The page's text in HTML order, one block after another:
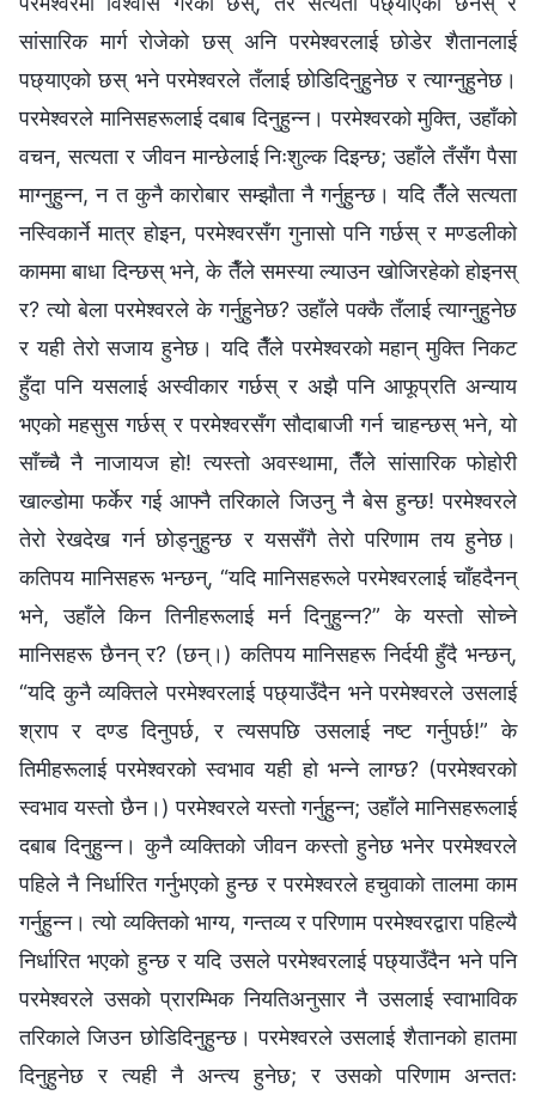
सांसारिक मार्ग रोजेको छस् अनि परमेश्‍वरलाई छोडेर शैतानलाई
पछ्याएको छस् भने परमेश्‍वरले तँलाई छोडिदिनुहुनेछ र त्याग्नुहुनेछ।
परमेश्‍वरले मानिसहरूलाई दबाब दिनुहुन्‍न। परमेश्‍वरको मुक्ति, उहाँको
वचन, सत्यता र जीवन मान्छेलाई निःशुल्क दिइन्छ; उहाँले तँसँग पैसा
माग्नुहुन्‍न, न त कुनै कारोबार सम्झौता नै गर्नुहुन्छ। यदि तैँले सत्यता
नस्विकार्ने मात्र होइन, परमेश्‍वरसँग गुनासो पनि गर्छस् र मण्डलीको
काममा बाधा दिन्छस् भने, के तैँले समस्या ल्याउन खोजिरहेको होइनस्
र? त्यो बेला परमेश्‍वरले के गर्नुहुनेछ? उहाँले पक्कै तँलाई त्याग्नुहुनेछ
र यही तेरो सजाय हुनेछ। यदि तैँले परमेश्‍वरको महान्‌ मुक्ति निकट
हुँदा पनि यसलाई अस्वीकार गर्छस् र अझै पनि आफूप्रति अन्याय
भएको महसुस गर्छस् र परमेश्‍वरसँग सौदाबाजी गर्न चाहन्छस् भने, यो
साँच्चै नै नाजायज हो! त्यस्तो अवस्थामा, तैँले सांसारिक फोहोरी
खाल्डोमा फर्केर गई आफ्नै तरिकाले जिउनु नै बेस हुन्छ! परमेश्‍वरले
तेरो रेखदेख गर्न छोड्नुहुन्छ र यससँगै तेरो परिणाम तय हुनेछ।
कतिपय मानिसहरू भन्छन्, “यदि मानिसहरूले परमेश्‍वरलाई चाँहदैनन्
भने, उहाँले किन तिनीहरूलाई मर्न दिनुहुन्‍न?” के यस्तो सोच्ने
मानिसहरू छैनन् र? (छन्।) कतिपय मानिसहरू निर्दयी हुँदै भन्छन्,
“यदि कुनै व्यक्तिले परमेश्‍वरलाई पछ्याउँदैन भने परमेश्‍वरले उसलाई
श्राप र दण्ड दिनुपर्छ, र त्यसपछि उसलाई नष्ट गर्नुपर्छ!” के
तिमीहरूलाई परमेश्‍वरको स्वभाव यही हो भन्‍ने लाग्छ? (परमेश्‍वरको
स्वभाव यस्तो छैन।) परमेश्‍वरले यस्तो गर्नुहुन्‍न; उहाँले मानिसहरूलाई
दबाब दिनुहुन्‍न। कुनै व्यक्तिको जीवन कस्तो हुनेछ भनेर परमेश्‍वरले
पहिले नै निर्धारित गर्नुभएको हुन्छ र परमेश्‍वरले हचुवाको तालमा काम
गर्नुहुन्‍न। त्यो व्यक्तिको भाग्य, गन्तव्य र परिणाम परमेश्‍वरद्वारा पहिल्यै
निर्धारित भएको हुन्छ र यदि उसले परमेश्‍वरलाई पछ्याउँदैन भने पनि
परमेश्‍वरले उसको प्रारम्भिक नियतिअनुसार नै उसलाई स्वाभाविक
तरिकाले जिउन छोडिदिनुहुन्छ। परमेश्‍वरले उसलाई शैतानको हातमा
दिनुहुनेछ र त्यही नै अन्त्य हुनेछ; र उसको परिणाम अन्ततः